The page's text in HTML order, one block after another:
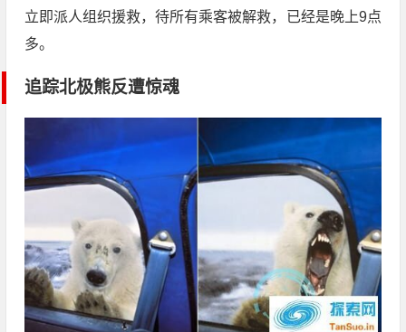
立即派人组织援救，待所有乘客被解救，已经是晚上9点
多。
追踪北极熊反遭惊魂